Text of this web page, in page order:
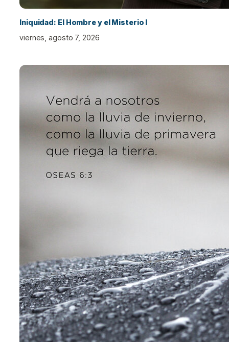
Iniquidad: El Hombre y el Misterio I
viernes, agosto 7, 2026